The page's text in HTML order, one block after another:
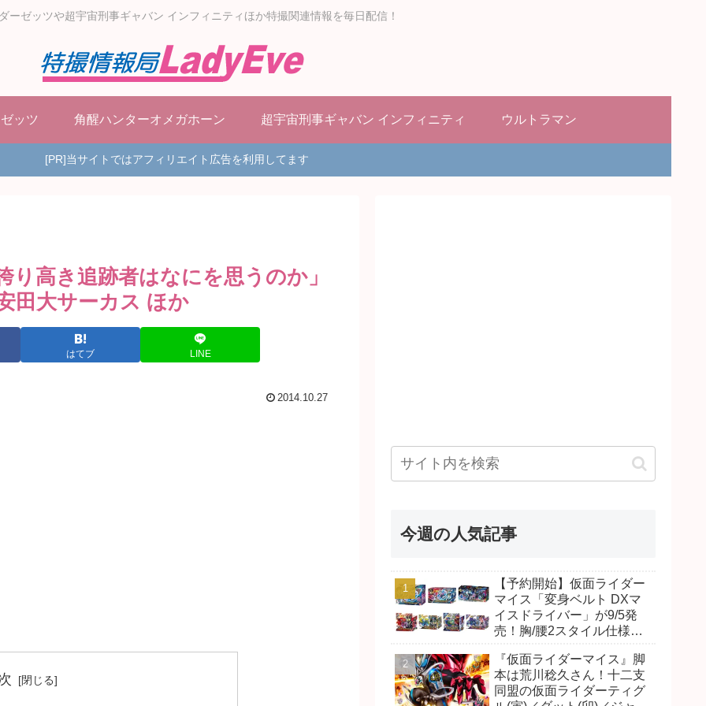
ーゼッツや超宇宙刑事ギャバン インフィニティほか特撮関連情報を毎日配信！
ッツ 角醒ハンターオメガホーン 超宇宙刑事ギャバン インフィニティ ウルトラマン
[PR]当サイトではアフィリエイト広告を利用してます
高き追跡者はなにを思うのか」
田大サーカス ほか
はてブ LINE
2014.10.27
今週の人気記事
【予約開始】仮面ライダー
マイス「変身ベルト DXマ
イスドライバー」が9/5発
売！胸/腰2スタイル仕様！
ッシュ、ジャオ/バイト、ケ
イ/ショットボーンバックル
も！
『仮面ライダーマイス』脚
本は荒川稔久さん！十二支
同盟の仮面ライダーティグ